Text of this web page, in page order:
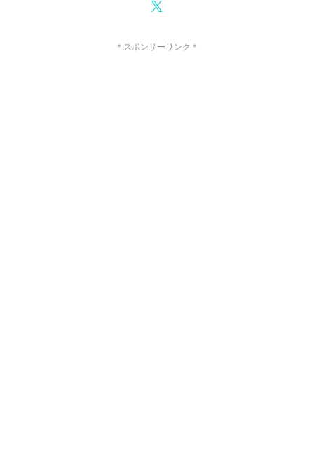
＊スポンサーリンク＊